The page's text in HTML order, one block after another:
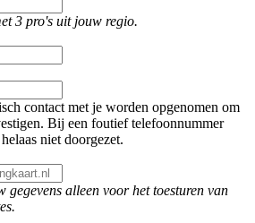
3 pro's uit jouw regio.
contact met je worden opgenomen om
Bij een foutief telefoonnummer
niet doorgezet.
gegevens alleen voor het toesturen van